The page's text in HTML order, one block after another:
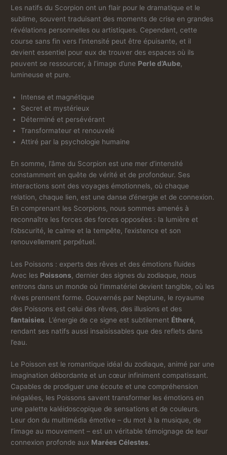
Les natifs du Scorpion ont un flair pour le dramatique et le
sublime, souvent traduisant des moments de crise en grandes
révélations personnelles ou artistiques. Cependant, cette
course sans fin vers l’intensité peut être épuisante, et il
devient essentiel pour eux de trouver des espaces où ils
peuvent se ressourcer, à l’image d’une Perle d’Aube,
lumineuse et pure.
Intense et magnétique
Secret et mystérieux
Déterminé et persévérant
Transformateur et renouvelé
Attiré par la psychologie humaine
En somme, l’âme du Scorpion est une mer d’intensité
constamment en quête de vérité et de profondeur. Ses
interactions sont des voyages émotionnels, où chaque
relation, chaque lien, est une danse d’énergie et de connexion.
En comprenant les Scorpions, nous sommes amenés à
reconnaître les forces des forces opposées : la lumière et
l’obscurité, le calme et la tempête, l’existence et son
renouvellement perpétuel.
Les Poissons : experts des rêves et des émotions fluides
Avec les Poissons , dernier des signes du zodiaque, nous
entrons dans un monde où l’immatériel devient tangible, où les
rêves prennent forme. Gouvernés par Neptune, le royaume
des Poissons est celui des rêves, des illusions et des
fantaisies. L’énergie de ce signe est subtilement Étheré
rendant ses natifs aussi insaisissables que des reflets dans
l’eau.
Le Poisson est le romantique idéal du zodiaque, animé par une
imagination débordante et un cœur infiniment compatissant.
Capables de prodiguer une écoute et une compréhension
inégalées, les Poissons savent transformer les émotions en
une palette kaléidoscopique de sensations et de couleurs.
Leur don du multimédia émotive – du mot à la musique, de
l’image au mouvement – est un véritable témoignage de leur
connexion profonde aux Marées Célestes.